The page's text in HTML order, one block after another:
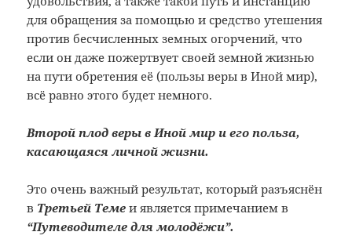
для обращения за помощью и средство утешения
против бесчисленных земных огорчений, что
если он даже пожертвует своей земной жизнью
на пути обретения её (пользы веры в Иной мир),
всё равно этого будет немного.
Второй плод веры в Иной мир и его польза,
касающаяся личной жизни.
Это очень важный результат, который разъяснён
в Третьей Теме и является примечанием в
“Путеводителе для молодёжи”.